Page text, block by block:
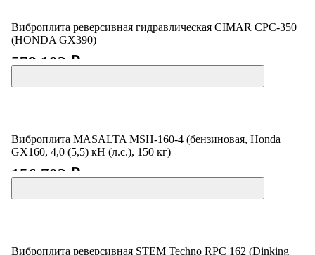
Виброплита реверсивная гидравлическая CIMAR CPC-350
(HONDA GX390)
578 102 ₽
Виброплита MASALTA MSH-160-4 (бензиновая, Honda
GX160, 4,0 (5,5) кН (л.с.), 150 кг)
156 702 ₽
Виброплита реверсивная STEM Techno RPC 162 (Dinking